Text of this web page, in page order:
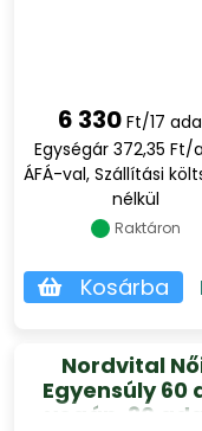
6 330 Ft/17
Egységár 372,35 Ft/
ÁFÁ-val, Szállítási
nélkül
Raktáron
Kosárba
Nordvital
Egyensúly 60
vegán, 30